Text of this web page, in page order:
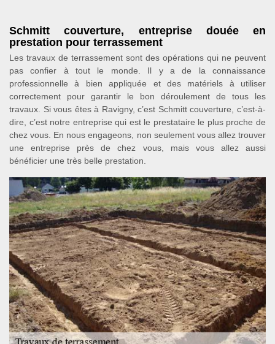
Schmitt couverture, entreprise douée en
prestation pour terrassement
Les travaux de terrassement sont des opérations qui ne peuvent
pas confier à tout le monde. Il y a de la connaissance
professionnelle à bien appliquée et des matériels à utiliser
correctement pour garantir le bon déroulement de tous les
travaux. Si vous êtes à Ravigny, c’est Schmitt couverture, c’est-à-
dire, c’est notre entreprise qui est le prestataire le plus proche de
chez vous. En nous engageons, non seulement vous allez trouver
une entreprise près de chez vous, mais vous allez aussi
bénéficier une très belle prestation.